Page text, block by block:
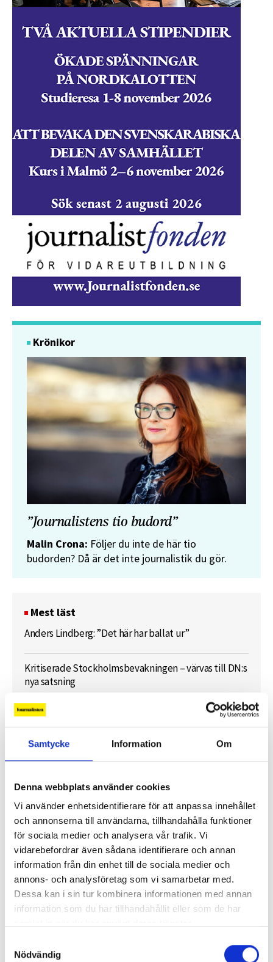
Samtycke Information Om
Denna webbplats använder cookies
Vi använder enhetsidentifierare för att anpassa innehållet
och annonserna till användarna, tillhandahålla funktioner
för sociala medier och analysera vår trafik. Vi
vidarebefordrar även sådana identifierare och annan
information från din enhet till de sociala medier och
annons- och analysföretag som vi samarbetar med.
Dessa kan i sin tur kombinera informationen med annan
information som du har tillhandahållit eller som de har
Nödvändig
Krönikor
”Journalistens tio budord”
Malin Crona: Följer du inte de här tio
budorden? Då är det inte journalistik du gör.
Mest läst
Anders Lindberg: ”Det här har ballat ur”
Kritiserade Stockholmsbevakningen – värvas till DN:s
nya satsning
Två SVT-journalister till Radio Aftonbladet
Martin Kragh: ”Tonläget behöver tas ned”
Ledare